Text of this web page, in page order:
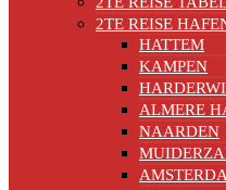
2TE REISE
HATTEM
KAMPEN
ALMERE
NAARDEN